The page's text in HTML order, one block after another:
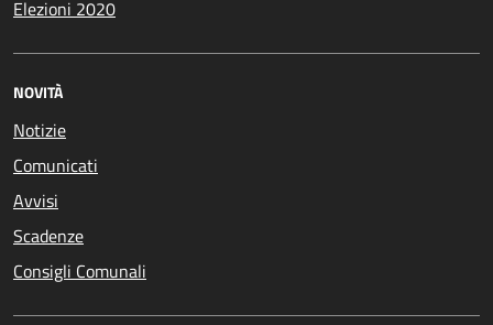
Elezioni 2020
NOVITÀ
Notizie
Comunicati
Avvisi
Scadenze
Consigli Comunali